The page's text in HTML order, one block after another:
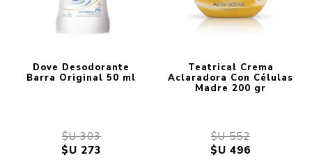
Dove Desodorante
Barra Original 50 ml
$U 303
$U 273
Teatrical Crema
Aclaradora Con Células
Madre 200 gr
$U 552
$U 496